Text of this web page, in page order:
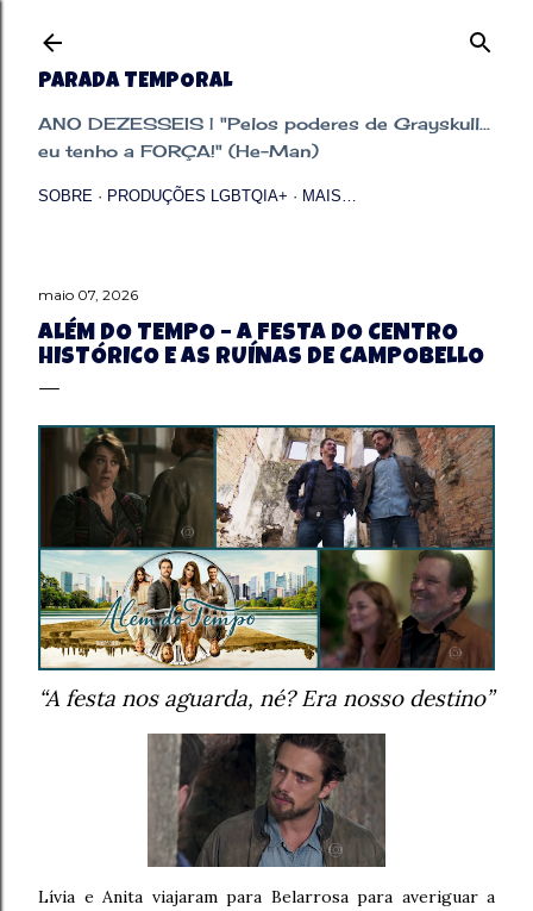
PARADA TEMPORAL
ANO DEZESSEIS | "Pelos poderes de Grayskull...
eu tenho a FORÇA!" (He-Man)
SOBRE PRODUÇÕES LGBTQIA+ MAIS…
maio 07, 2026
ALÉM DO TEMPO – A FESTA DO CENTRO
HISTÓRICO E AS RUÍNAS DE CAMPOBELLO
“A festa nos aguarda, né? Era nosso destino”
Lívia e Anita viajaram para Belarrosa para averiguar a